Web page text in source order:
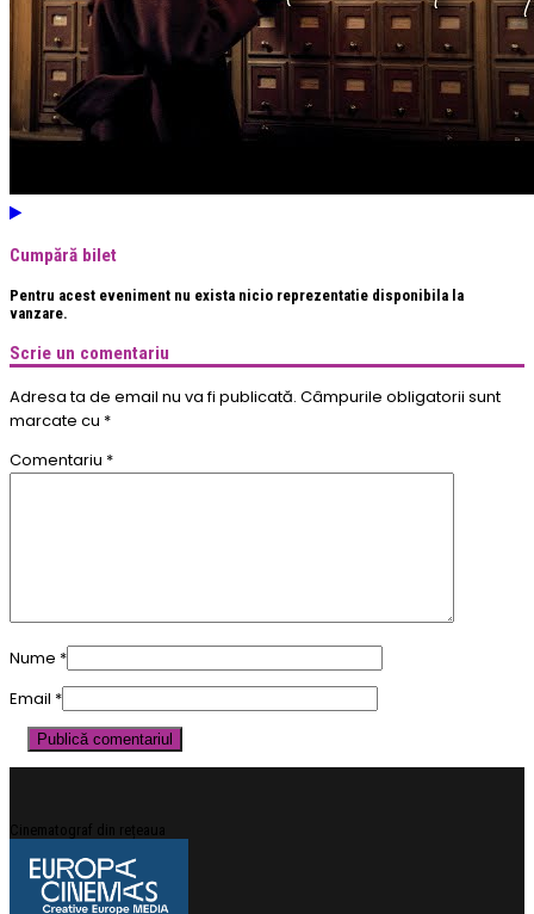
Cumpără bilet
Pentru acest eveniment nu exista nicio reprezentatie disponibila la
vanzare.
Scrie un comentariu
Adresa ta de email nu va fi publicată. Câmpurile obligatorii sunt
marcate cu *
Comentariu *
Nume *
Email *
Cinematograf din rețeaua